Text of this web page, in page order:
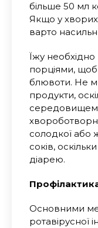
більше 50 мл
Якщо у
варто
Їжу
порціями,
блювоти. Не
продукти,
солодкої або
соків,
діарею.
Основними
ротавірусної